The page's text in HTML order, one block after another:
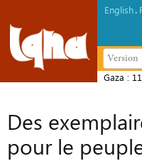
English.
Version
Gaza :
Des
pour le